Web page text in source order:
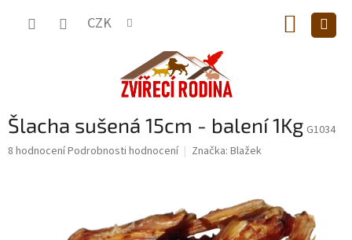
CZK
KOŠÍK
Šlacha sušená 15cm - balení 1Kg G1034
Průměrné
8 hodnoceníPodrobnosti hodnocení Značka: Blažek